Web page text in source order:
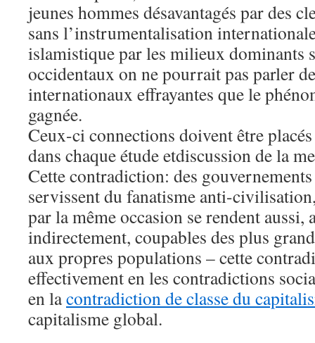
jeunes hommes désavantagés par des
sans l’instrumentalisation
islamistique par les milieux dominants
occidentaux on ne pourrait pas parler
internationaux effrayantes que le
gagnée.
Ceux-ci connections doivent être
dans chaque étude etdiscussion de la
Cette contradiction: des
servissent du fanatisme anti-
par la même occasion se rendent aussi,
indirectement, coupables des plus
aux propres populations – cette
effectivement en les contradictions
en lacontradiction de classe du
capitalisme global.